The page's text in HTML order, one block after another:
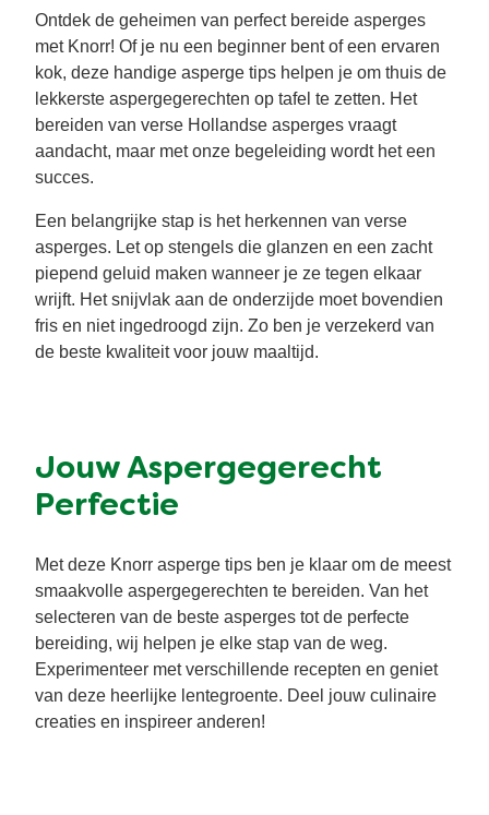
Ontdek de geheimen van perfect bereide asperges
met Knorr! Of je nu een beginner bent of een ervaren
kok, deze handige asperge tips helpen je om thuis de
lekkerste aspergegerechten op tafel te zetten. Het
bereiden van verse Hollandse asperges vraagt
aandacht, maar met onze begeleiding wordt het een
succes.
Een belangrijke stap is het herkennen van verse
asperges. Let op stengels die glanzen en een zacht
piepend geluid maken wanneer je ze tegen elkaar
wrijft. Het snijvlak aan de onderzijde moet bovendien
fris en niet ingedroogd zijn. Zo ben je verzekerd van
de beste kwaliteit voor jouw maaltijd.
Jouw Aspergegerecht
Perfectie
Met deze Knorr asperge tips ben je klaar om de meest
smaakvolle aspergegerechten te bereiden. Van het
selecteren van de beste asperges tot de perfecte
bereiding, wij helpen je elke stap van de weg.
Experimenteer met verschillende recepten en geniet
van deze heerlijke lentegroente. Deel jouw culinaire
creaties en inspireer anderen!